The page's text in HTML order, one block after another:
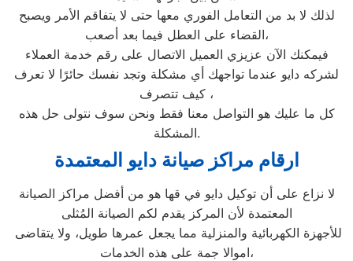
لذلك لا بد من التعامل الفوري معها حتى لا يتفاقم الأمر ويصبح
القضاء على العطل فيما بعد أصعب،
فيمكنك الآن عزيزي العميل الاتصال على رقم خدمة العملاء
لشركه دايو عندما تواجهك أي مشكلة وتجد نفسك حائرًا لا تعرف
كيف تتصرف ،
كل ما عليك هو التواصل معنا فقط ونحن سوف نتولى حل هذه
المشكلة.
ارقام مراكز صيانة دايو المعتمدة
لا نزاع على أن توكيل دايو في قها هو من أفضل مراكز الصيانة
المعتمدة لأن المركز يقدم لكم الصيانة المُثلى
اموالا جمة على هذه الخدمات،